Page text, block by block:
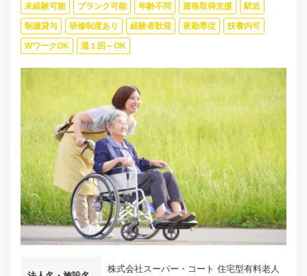
未経験可能 ブランク可能 年齢不問 資格取得支援 駅近
制服貸与 研修制度あり 経験者歓迎 夜勤専従 扶養内可
WワークOK 週１回～OK
株式会社スーパー・コート 住宅型有料老人